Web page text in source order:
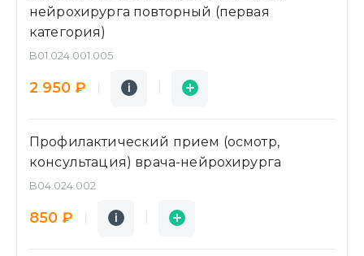
нейрохирурга повторный (первая
категория)
B01.024.001.005
2 950 ₽ i
Подробнее
i
Заявка
Профилактический прием (осмотр,
консультация) врача-нейрохирурга
B04.024.002
850 ₽ i
Подробнее
i
Заявка